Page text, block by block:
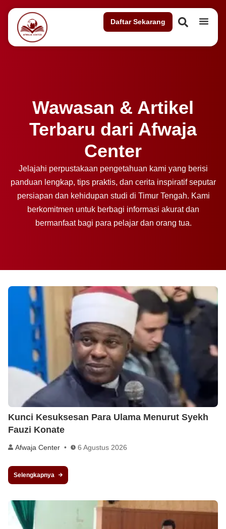
Daftar Sekarang
Wawasan & Artikel
Terbaru dari Afwaja
Center
Jelajahi perpustakaan pengetahuan kami yang berisi
panduan lengkap, tips praktis, dan cerita inspiratif seputar
persiapan dan kehidupan studi di Timur Tengah. Kami
berkomitmen untuk berbagi informasi akurat dan
bermanfaat bagi para pelajar dan orang tua.
Kunci Kesuksesan Para Ulama Menurut Syekh
Fauzi Konate
Afwaja Center 6 Agustus 2026
Selengkapnya